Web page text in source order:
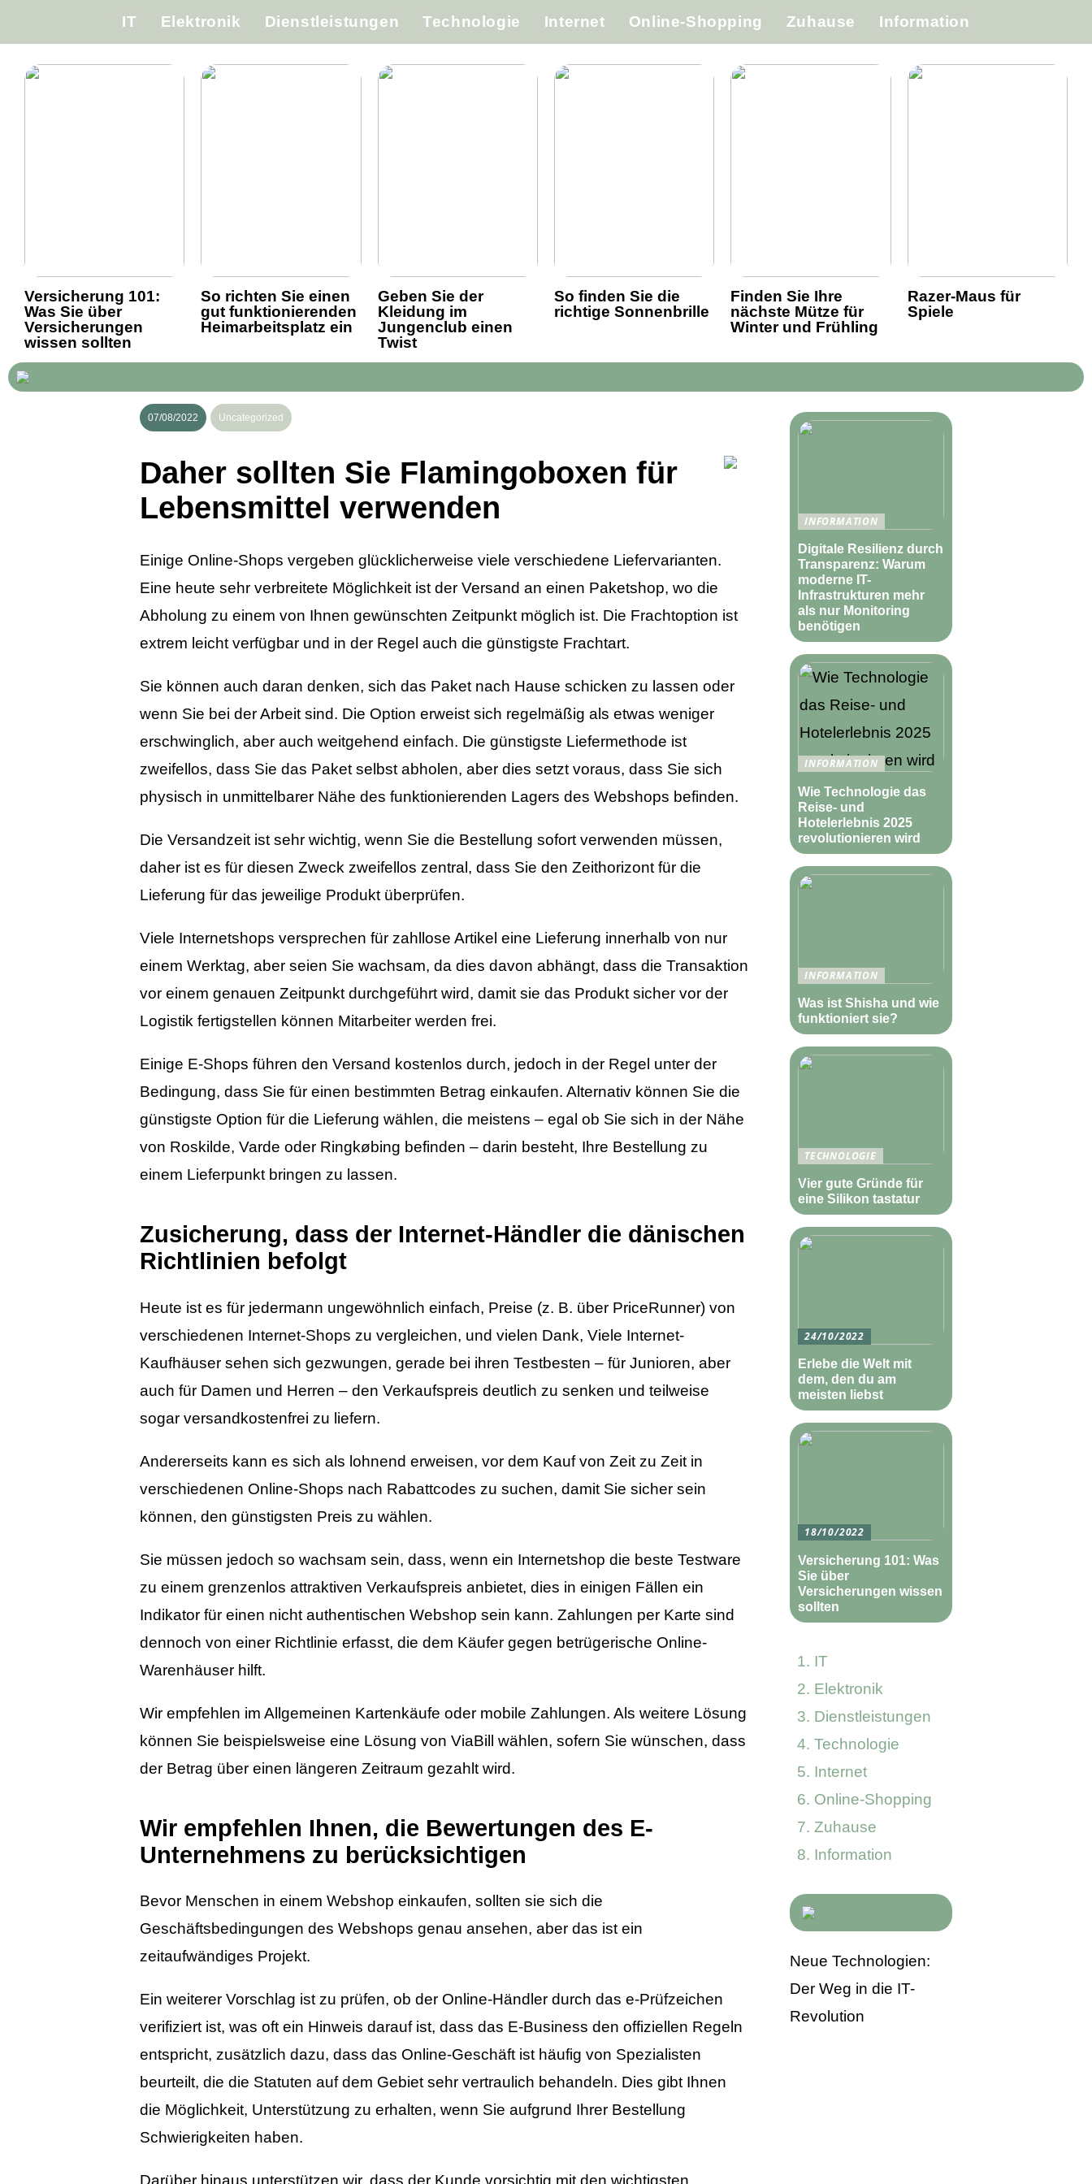
IT Elektronik Dienstleistungen Technologie Internet Online-Shopping Zuhause Information
Versicherung 101:
Was Sie über
Versicherungen
wissen sollten
So richten Sie einen
gut funktionierenden
Heimarbeitsplatz ein
Geben Sie der
Kleidung im
Jungenclub einen
Twist
So finden Sie die
richtige Sonnenbrille
Finden Sie Ihre
nächste Mütze für
Winter und Frühling
Razer-Maus für
Spiele
07/08/2022 Uncategorized
Daher sollten Sie Flamingoboxen für
Lebensmittel verwenden
Einige Online-Shops vergeben glücklicherweise viele verschiedene Liefervarianten.
Eine heute sehr verbreitete Möglichkeit ist der Versand an einen Paketshop, wo die
Abholung zu einem von Ihnen gewünschten Zeitpunkt möglich ist. Die Frachtoption ist
extrem leicht verfügbar und in der Regel auch die günstigste Frachtart.
Sie können auch daran denken, sich das Paket nach Hause schicken zu lassen oder
wenn Sie bei der Arbeit sind. Die Option erweist sich regelmäßig als etwas weniger
erschwinglich, aber auch weitgehend einfach. Die günstigste Liefermethode ist
zweifellos, dass Sie das Paket selbst abholen, aber dies setzt voraus, dass Sie sich
physisch in unmittelbarer Nähe des funktionierenden Lagers des Webshops befinden.
Die Versandzeit ist sehr wichtig, wenn Sie die Bestellung sofort verwenden müssen,
daher ist es für diesen Zweck zweifellos zentral, dass Sie den Zeithorizont für die
Lieferung für das jeweilige Produkt überprüfen.
Viele Internetshops versprechen für zahllose Artikel eine Lieferung innerhalb von nur
einem Werktag, aber seien Sie wachsam, da dies davon abhängt, dass die Transaktion
vor einem genauen Zeitpunkt durchgeführt wird, damit sie das Produkt sicher vor der
Logistik fertigstellen können Mitarbeiter werden frei.
Einige E-Shops führen den Versand kostenlos durch, jedoch in der Regel unter der
Bedingung, dass Sie für einen bestimmten Betrag einkaufen. Alternativ können Sie die
günstigste Option für die Lieferung wählen, die meistens – egal ob Sie sich in der Nähe
von Roskilde, Varde oder Ringkøbing befinden – darin besteht, Ihre Bestellung zu
einem Lieferpunkt bringen zu lassen.
Zusicherung, dass der Internet-Händler die dänischen
Richtlinien befolgt
Heute ist es für jedermann ungewöhnlich einfach, Preise (z. B. über PriceRunner) von
verschiedenen Internet-Shops zu vergleichen, und vielen Dank, Viele Internet-
Kaufhäuser sehen sich gezwungen, gerade bei ihren Testbesten – für Junioren, aber
auch für Damen und Herren – den Verkaufspreis deutlich zu senken und teilweise
sogar versandkostenfrei zu liefern.
Andererseits kann es sich als lohnend erweisen, vor dem Kauf von Zeit zu Zeit in
verschiedenen Online-Shops nach Rabattcodes zu suchen, damit Sie sicher sein
können, den günstigsten Preis zu wählen.
Sie müssen jedoch so wachsam sein, dass, wenn ein Internetshop die beste Testware
zu einem grenzenlos attraktiven Verkaufspreis anbietet, dies in einigen Fällen ein
Indikator für einen nicht authentischen Webshop sein kann. Zahlungen per Karte sind
dennoch von einer Richtlinie erfasst, die dem Käufer gegen betrügerische Online-
Warenhäuser hilft.
Wir empfehlen im Allgemeinen Kartenkäufe oder mobile Zahlungen. Als weitere Lösung
können Sie beispielsweise eine Lösung von ViaBill wählen, sofern Sie wünschen, dass
der Betrag über einen längeren Zeitraum gezahlt wird.
Wir empfehlen Ihnen, die Bewertungen des E-
Unternehmens zu berücksichtigen
Bevor Menschen in einem Webshop einkaufen, sollten sie sich die
Geschäftsbedingungen des Webshops genau ansehen, aber das ist ein
zeitaufwändiges Projekt.
Ein weiterer Vorschlag ist zu prüfen, ob der Online-Händler durch das e-Prüfzeichen
verifiziert ist, was oft ein Hinweis darauf ist, dass das E-Business den offiziellen Regeln
entspricht, zusätzlich dazu, dass das Online-Geschäft ist häufig von Spezialisten
beurteilt, die die Statuten auf dem Gebiet sehr vertraulich behandeln. Dies gibt Ihnen
die Möglichkeit, Unterstützung zu erhalten, wenn Sie aufgrund Ihrer Bestellung
Schwierigkeiten haben.
Darüber hinaus unterstützen wir, dass der Kunde vorsichtig mit den wichtigsten
INFORMATION
Digitale Resilienz durch
Transparenz: Warum
moderne IT-
Infrastrukturen mehr
als nur Monitoring
benötigen
INFORMATION
Wie Technologie das
Reise- und
Hotelerlebnis 2025
revolutionieren wird
INFORMATION
Was ist Shisha und wie
funktioniert sie?
TECHNOLOGIE
Vier gute Gründe für
eine Silikon tastatur
24/10/2022
Erlebe die Welt mit
dem, den du am
meisten liebst
18/10/2022
Versicherung 101: Was
Sie über
Versicherungen wissen
sollten
IT
Elektronik
Dienstleistungen
Technologie
Internet
Online-Shopping
Zuhause
Information
Neue Technologien:
Der Weg in die IT-
Revolution